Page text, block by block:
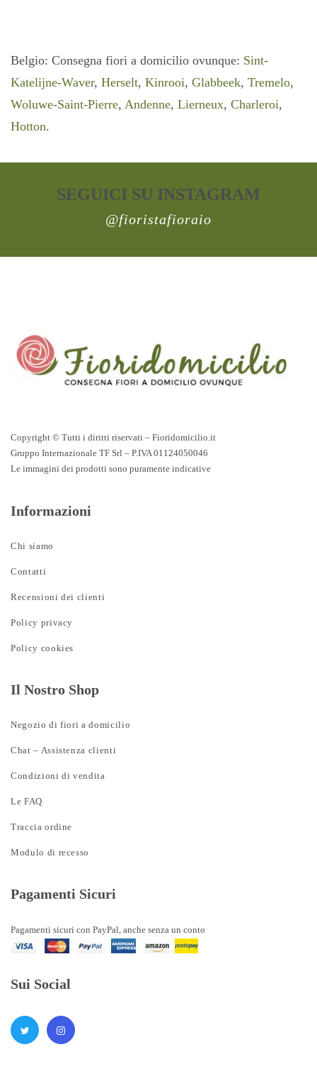
Belgio: Consegna fiori a domicilio ovunque: Sint-
Katelijne-Waver, Herselt, Kinrooi, Glabbeek, Tremelo,
Woluwe-Saint-Pierre, Andenne, Lierneux, Charleroi,
Hotton.
SEGUICI SU INSTAGRAM
@fioristafioraio
Copyright © Tutti i diritti riservati – Fioridomicilio.it
Gruppo Internazionale TF Srl – P.IVA 01124050046
Le immagini dei prodotti sono puramente indicative
Informazioni
Chi siamo
Contatti
Recensioni dei clienti
Policy privacy
Policy cookies
Il Nostro Shop
Negozio di fiori a domicilio
Chat – Assistenza clienti
Condizioni di vendita
Le FAQ
Traccia ordine
Modulo di recesso
Pagamenti Sicuri
Pagamenti sicuri con PayPal, anche senza un conto
Sui Social